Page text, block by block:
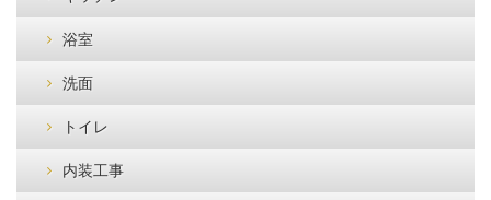
浴室
洗面
トイレ
内装工事